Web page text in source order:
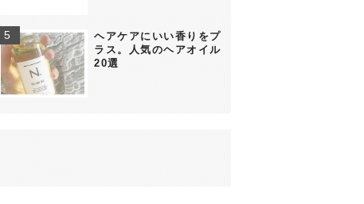
ヘアケアにいい香りをプ
ラス。人気のヘアオイル
20選